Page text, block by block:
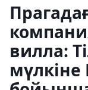
вилла:
мүлкіне